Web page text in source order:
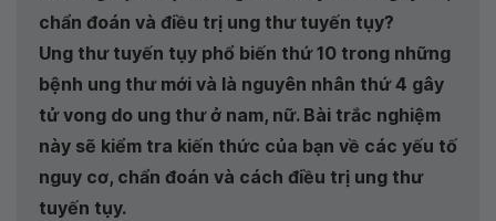
chẩn đoán và điều trị ung thư tuyến tụy?
Ung thư tuyến tụy phổ biến thứ 10 trong những
bệnh ung thư mới và là nguyên nhân thứ 4 gây
tử vong do ung thư ở nam, nữ. Bài trắc nghiệm
này sẽ kiểm tra kiến ​​thức của bạn về các yếu tố
nguy cơ, chẩn đoán và cách điều trị ung thư
tuyến tụy.